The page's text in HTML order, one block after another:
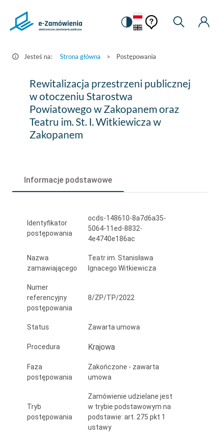
Postępowania
Zamówienia.gov.pl
Zmiana
na
kontrastową
Pomoc
kontekstowa
Pomoc
Moje
Jesteś na: Strona główna > Postępowania
Rewitalizacja
przestrzeni
publicznej
otoczeniu
Powiatowego
w
oraz
im.
Zakopanem
Rewitalizacja przestrzeni publicznej
w otoczeniu Starostwa
Powiatowego w Zakopanem oraz
Teatru im. St. I. Witkiewicza w
Zakopanem
Informacje podstawowe
Identyfikator
postępowania
ocds-148610-8a7d6a35-
5064-11ed-8832-
4e4740e186ac
Nazwa
zamawiającego
Teatr im. Stanisława
Ignacego Witkiewicza
Numer
referencyjny
postępowania
8/ZP/TP/2022
Status Zawarta umowa
Procedura Krajowa
Faza
postępowania
Zakończone - zawarta
umowa
Tryb
postępowania
Zamówienie udzielane jest
w trybie podstawowym na
podstawie: art. 275 pkt 1
ustawy